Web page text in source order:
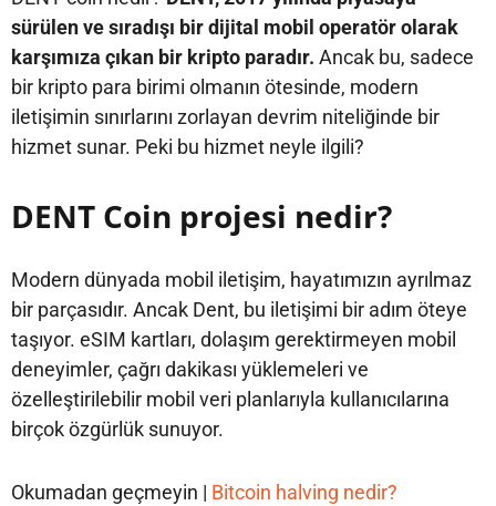
sürülen ve sıradışı bir dijital mobil operatör olarak
karşımıza çıkan bir kripto paradır. Ancak bu, sadece
bir kripto para birimi olmanın ötesinde, modern
iletişimin sınırlarını zorlayan devrim niteliğinde bir
hizmet sunar. Peki bu hizmet neyle ilgili?
DENT Coin projesi nedir?
Modern dünyada mobil iletişim, hayatımızın ayrılmaz
bir parçasıdır. Ancak Dent, bu iletişimi bir adım öteye
taşıyor. eSIM kartları, dolaşım gerektirmeyen mobil
deneyimler, çağrı dakikası yüklemeleri ve
özelleştirilebilir mobil veri planlarıyla kullanıcılarına
birçok özgürlük sunuyor.
Okumadan geçmeyin | Bitcoin halving nedir?